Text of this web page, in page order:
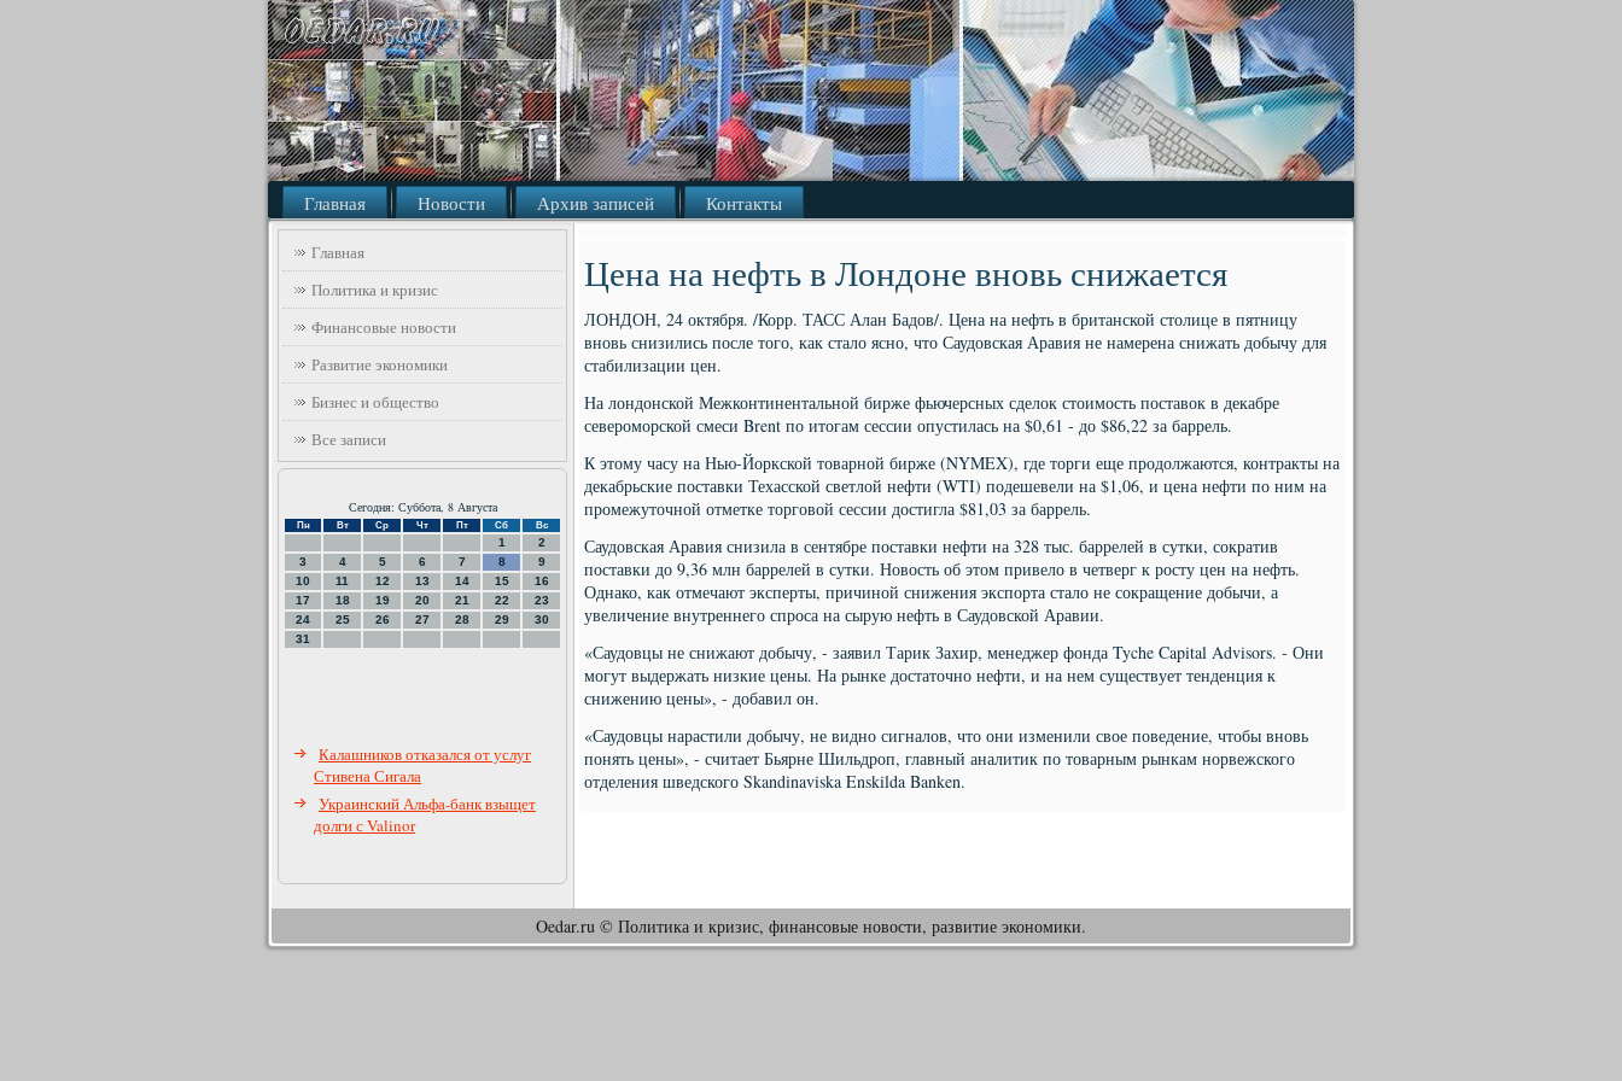
Главная Новости Архив записей Контакты
Главная
Политика и кризис
Финансовые новости
Развитие экономики
Бизнес и общество
Все записи
Сегодня: Суббота, 8 Августа
Пн Вт Ср Чт Пт Сб Вс
1
2
3
4 5 6 7 8
9
10
11 12 13 14 15
16
17
18 19 20 21 22
23
24
25 26 27 28 29
30
31
Калашников отказался от услуг
Стивена Сигала
Украинский Альфа-банк взыщет
долги с Valinor
Цена на нефть в Лондоне вновь снижается
ЛОНДОН, 24 октября. /Корр. ТАСС Алан Бадов/. Цена на нефть в британской столице в пятницу
вновь снизились после того, как стало ясно, что Саудовская Аравия не намерена снижать добычу для
стабилизации цен.
На лондонской Межконтинентальной бирже фьючерсных сделок стоимость поставок в декабре
североморской смеси Brent по итогам сессии опустилась на $0,61 - до $86,22 за баррель.
К этому часу на Нью-Йоркской товарной бирже (NYMEX), где торги еще продолжаются, контракты на
декабрьские поставки Техасской светлой нефти (WTI) подешевели на $1,06, и цена нефти по ним на
промежуточной отметке торговой сессии достигла $81,03 за баррель.
Саудовская Аравия снизила в сентябре поставки нефти на 328 тыс. баррелей в сутки, сократив
поставки до 9,36 млн баррелей в сутки. Новость об этом привело в четверг к росту цен на нефть.
Однако, как отмечают эксперты, причиной снижения экспорта стало не сокращение добычи, а
увеличение внутреннего спроса на сырую нефть в Саудовской Аравии.
«Саудовцы не снижают добычу, - заявил Тарик Захир, менеджер фонда Tyche Capital Advisors. - Они
могут выдержать низкие цены. На рынке достаточно нефти, и на нем существует тенденция к
снижению цены», - добавил он.
«Саудовцы нарастили добычу, не видно сигналов, что они изменили свое поведение, чтобы вновь
понять цены», - считает Бьярне Шильдроп, главный аналитик по товарным рынкам норвежского
отделения шведского Skandinaviska Enskilda Banken.
Oedar.ru © Политика и кризис, финансовые новости, развитие экономики.